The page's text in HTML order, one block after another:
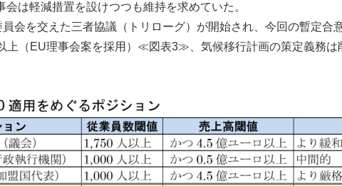
は軽減措置を設けつつも維持を求めていた。
会を交えた三者協議（トリローグ）が開始され、今回の暫定合
上（EU理事会案を採用）≪図表3≫、気候移行計画の策定義務は